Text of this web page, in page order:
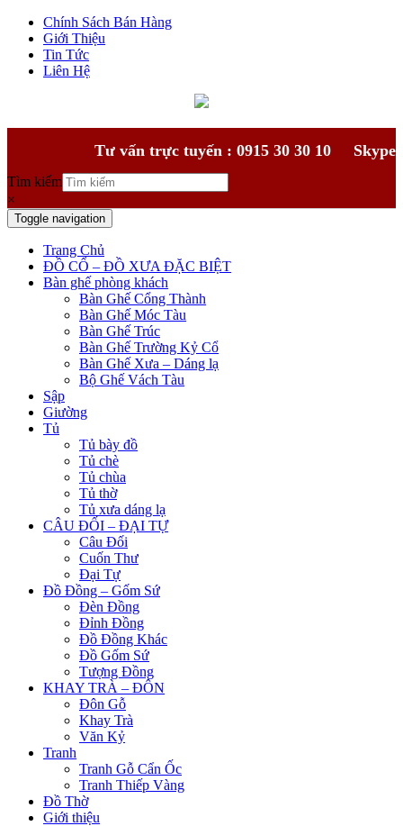
Chính Sách Bán Hàng
Giới Thiệu
Tin Tức
Liên Hệ
Tư vấn trực tuyến : 0915 30 30 10 Skype
Tìm kiếm
×
Toggle navigation
Trang Chủ
ĐỒ CỔ – ĐỒ XƯA ĐẶC BIỆT
Bàn ghế phòng khách
Bàn Ghế Cổng Thành
Bàn Ghế Móc Tàu
Bàn Ghế Trúc
Bàn Ghế Trường Kỷ Cổ
Bàn Ghế Xưa – Dáng lạ
Bộ Ghế Vách Tàu
Sập
Giường
Tủ
Tủ bày đồ
Tủ chè
Tủ chùa
Tủ thờ
Tủ xưa dáng lạ
CÂU ĐỐI – ĐẠI TỰ
Câu Đối
Cuốn Thư
Đại Tự
Đồ Đồng – Gốm Sứ
Đèn Đồng
Đỉnh Đồng
Đồ Đồng Khác
Đồ Gốm Sứ
Tượng Đồng
KHAY TRÀ – ĐÔN
Đôn Gỗ
Khay Trà
Văn Kỷ
Tranh
Tranh Gỗ Cẩn Ốc
Tranh Thiếp Vàng
Đồ Thờ
Giới thiệu